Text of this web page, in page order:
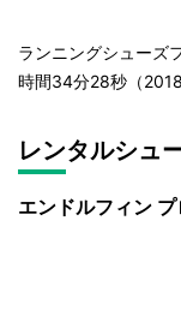
ランニングシューズ
時間34分28秒（
レンタルシュ
エンドルフィン